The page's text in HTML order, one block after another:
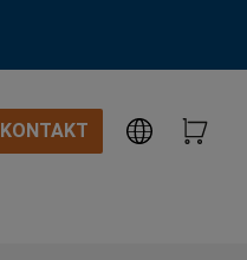
KONTAKT